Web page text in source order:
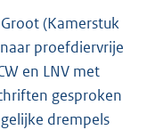
(Kamerstuk
proefdiervrije
en LNV met
gesproken
drempels